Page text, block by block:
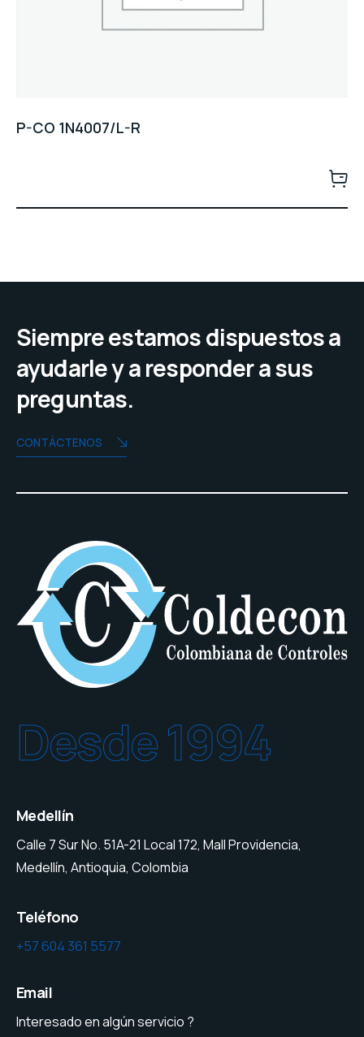
P-CO 1N4007/L-R
Siempre estamos dispuestos a
ayudarle y a responder a sus
preguntas.
CONTÁCTENOS
Desde 1994
Medellín
Calle 7 Sur No. 51A-21 Local 172, Mall Providencia,
Medellín, Antioquia, Colombia
Teléfono
+57 604 361 5577
Email
Interesado en algún servicio ?